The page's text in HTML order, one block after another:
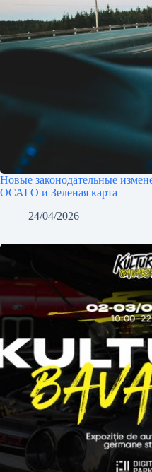
Новые законодательные
ОСАГО и Зеленая карта
24/04/2026